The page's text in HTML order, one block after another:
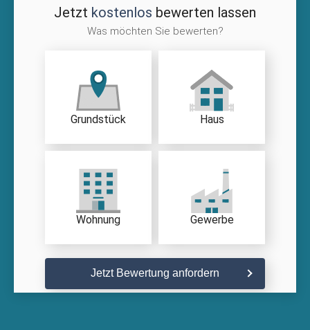
Jetzt kostenlos bewerten lassen
Was möchten Sie bewerten?
Grundstück Haus
Wohnung Gewerbe
Jetzt Bewertung anfordern